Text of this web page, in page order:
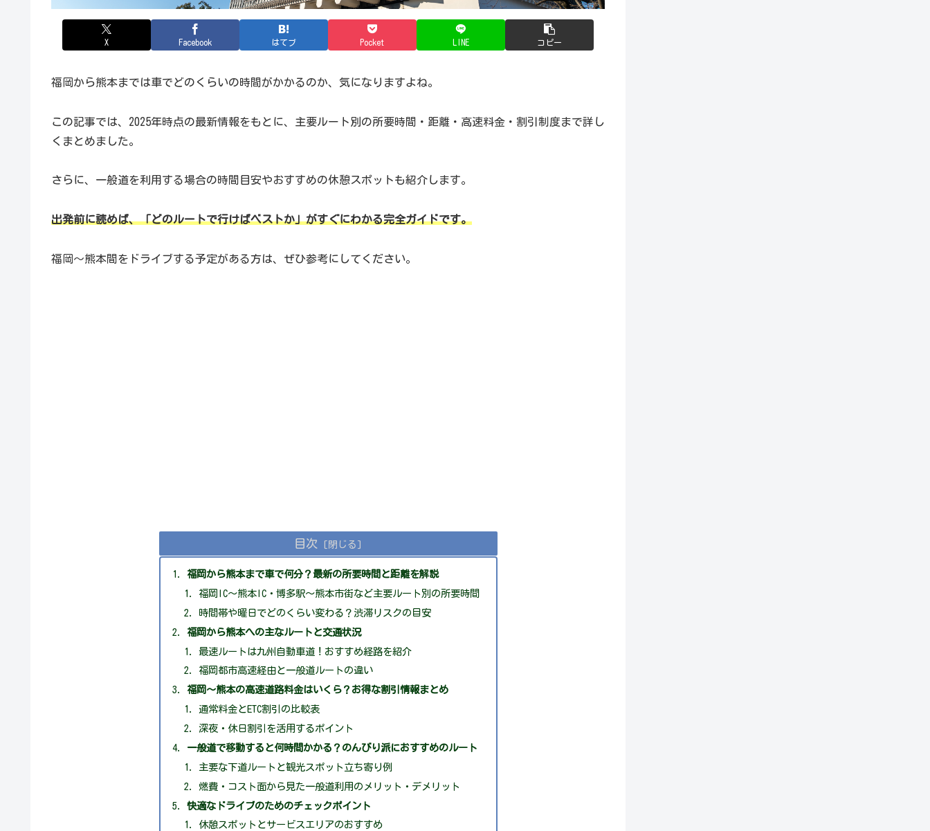
X Facebook はてブ Pocket LINE コピー
福岡から熊本までは車でどのくらいの時間がかかるのか、気になりますよね。
この記事では、2025年時点の最新情報をもとに、主要ルート別の所要時間・距離・高速料金・割引制度まで詳し
くまとめました。
さらに、一般道を利用する場合の時間目安やおすすめの休憩スポットも紹介します。
出発前に読めば、「どのルートで行けばベストか」がすぐにわかる完全ガイドです。
福岡〜熊本間をドライブする予定がある方は、ぜひ参考にしてください。
目次
福岡から熊本まで車で何分？最新の所要時間と距離を解説
福岡IC〜熊本IC・博多駅〜熊本市街など主要ルート別の所要時間
時間帯や曜日でどのくらい変わる？渋滞リスクの目安
福岡から熊本への主なルートと交通状況
最速ルートは九州自動車道！おすすめ経路を紹介
福岡都市高速経由と一般道ルートの違い
福岡〜熊本の高速道路料金はいくら？お得な割引情報まとめ
通常料金とETC割引の比較表
深夜・休日割引を活用するポイント
一般道で移動すると何時間かかる？のんびり派におすすめのルート
主要な下道ルートと観光スポット立ち寄り例
燃費・コスト面から見た一般道利用のメリット・デメリット
快適なドライブのためのチェックポイント
休憩スポットとサービスエリアのおすすめ